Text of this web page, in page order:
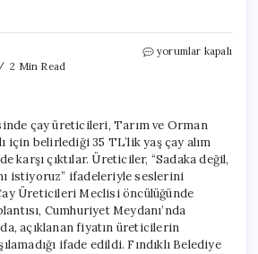
2 Min Read
Fındıklı’daki
Yaş
Çay
Fiyatına
Şiddetli
Tepki
Gösterdi
için
yorumlar kapalı
çay üreticileri, Tarım ve Orman
için belirlediği 35 TL’lik yaş çay alım
karşı çıktılar. Üreticiler, “Sadaka değil,
istiyoruz” ifadeleriyle seslerini
Üreticileri Meclisi öncülüğünde
Cumhuriyet Meydanı’nda
açıklanan fiyatın üreticilerin
ifade edildi. Fındıklı Belediye